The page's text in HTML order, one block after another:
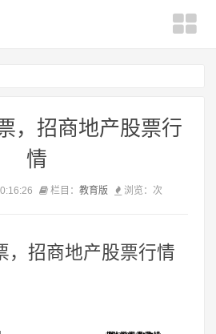
，招商地产股票行
情
栏目： 教育版 浏览： 次
，招商地产股票行情